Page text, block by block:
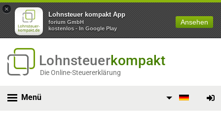
×
Lohnsteuer kompakt App
forium GmbH
kostenlos - In Google Play
Ansehen
Lohnsteuerkompakt
Die Online-Steuererklärung
Menü